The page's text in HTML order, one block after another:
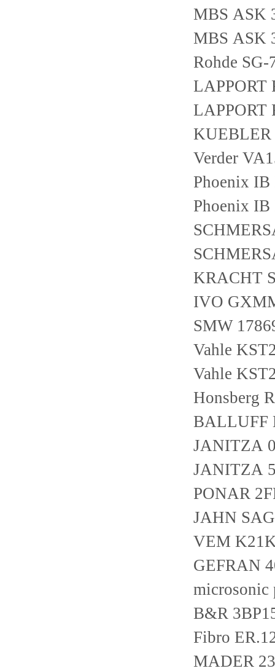
MBS ASK
MBS ASK
Rohde SG-
LAPPORT
LAPPORT
KUEBLER
Verder
Phoenix
Phoenix IB
KRACHT
IVO
SMW
Vahle
Vahle
Honsberg
BALLUFF
JANITZA
JANITZA
PONAR
JAHN
VEM
GEFRAN
microsonic
B&R
Fibro
MADER